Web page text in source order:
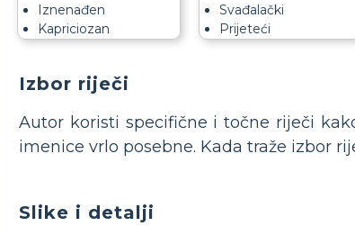
Iznenađen
Kapriciozan
Svađalački
Prijeteći
Izbor riječi
Autor koristi specifične i točne riječi
imenice vrlo posebne. Kada traže izbor
Slike i detalji